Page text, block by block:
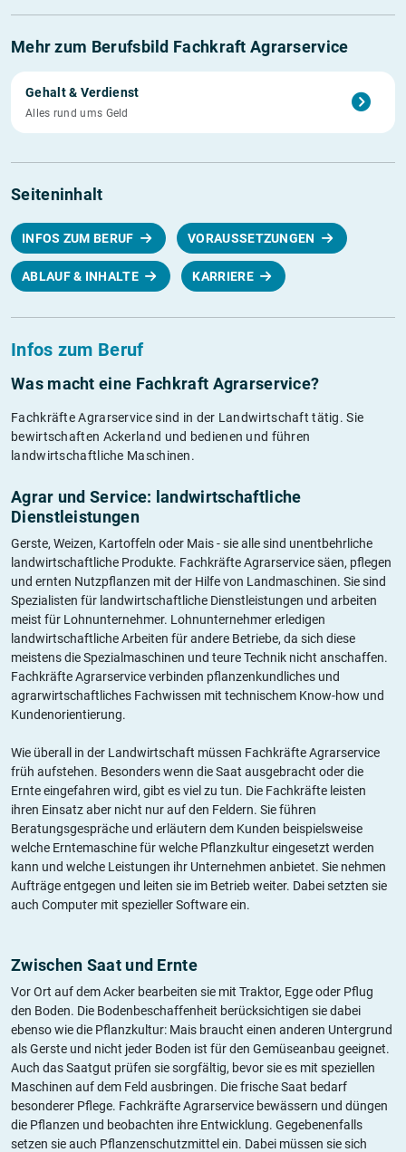
Mehr zum Berufsbild Fachkraft Agrarservice
Gehalt & Verdienst
Alles rund ums Geld
Seiteninhalt
INFOS ZUM BERUF VORAUSSETZUNGEN
ABLAUF & INHALTE KARRIERE
Infos zum Beruf
Was macht eine Fachkraft Agrarservice?
Fachkräfte Agrarservice sind in der Landwirtschaft tätig. Sie
bewirtschaften Ackerland und bedienen und führen
landwirtschaftliche Maschinen.
Agrar und Service: landwirtschaftliche
Dienstleistungen
Gerste, Weizen, Kartoffeln oder Mais - sie alle sind unentbehrliche
landwirtschaftliche Produkte. Fachkräfte Agrarservice säen, pflegen
und ernten Nutzpflanzen mit der Hilfe von Landmaschinen. Sie sind
Spezialisten für landwirtschaftliche Dienstleistungen und arbeiten
meist für Lohnunternehmer. Lohnunternehmer erledigen
landwirtschaftliche Arbeiten für andere Betriebe, da sich diese
meistens die Spezialmaschinen und teure Technik nicht anschaffen.
Fachkräfte Agrarservice verbinden pflanzenkundliches und
agrarwirtschaftliches Fachwissen mit technischem Know-how und
Kundenorientierung.
Wie überall in der Landwirtschaft müssen Fachkräfte Agrarservice
früh aufstehen. Besonders wenn die Saat ausgebracht oder die
Ernte eingefahren wird, gibt es viel zu tun. Die Fachkräfte leisten
ihren Einsatz aber nicht nur auf den Feldern. Sie führen
Beratungsgespräche und erläutern dem Kunden beispielsweise
welche Erntemaschine für welche Pflanzkultur eingesetzt werden
kann und welche Leistungen ihr Unternehmen anbietet. Sie nehmen
Aufträge entgegen und leiten sie im Betrieb weiter. Dabei setzten sie
auch Computer mit spezieller Software ein.
Zwischen Saat und Ernte
Vor Ort auf dem Acker bearbeiten sie mit Traktor, Egge oder Pflug
den Boden. Die Bodenbeschaffenheit berücksichtigen sie dabei
ebenso wie die Pflanzkultur: Mais braucht einen anderen Untergrund
als Gerste und nicht jeder Boden ist für den Gemüseanbau geeignet.
Auch das Saatgut prüfen sie sorgfältig, bevor sie es mit speziellen
Maschinen auf dem Feld ausbringen. Die frische Saat bedarf
besonderer Pflege. Fachkräfte Agrarservice bewässern und düngen
die Pflanzen und beobachten ihre Entwicklung. Gegebenenfalls
setzen sie auch Pflanzenschutzmittel ein. Dabei müssen sie sich